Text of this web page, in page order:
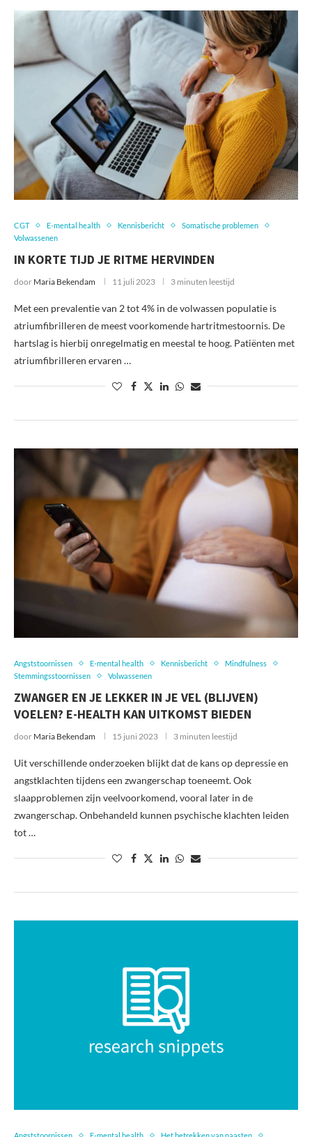
CGT E-mental health Kennisbericht
Somatische problemen
Volwassenen
IN KORTE TIJD JE RITME HERVINDEN
door Maria Bekendam 11 juli 2023 3 minuten leestijd
Met een prevalentie van 2 tot 4% in de volwassen populatie is
atriumfibrilleren de meest voorkomende hartritmestoornis. De
hartslag is hierbij onregelmatig en meestal te hoog. Patiënten met
atriumfibrilleren ervaren …
Angststoornissen E-mental health Kennisbericht
Mindfulness
Stemmingsstoornissen
Volwassenen
ZWANGER EN JE LEKKER IN JE VEL (BLIJVEN)
VOELEN? E-HEALTH KAN UITKOMST BIEDEN
door Maria Bekendam 15 juni 2023 3 minuten leestijd
Uit verschillende onderzoeken blijkt dat de kans op depressie en
angstklachten tijdens een zwangerschap toeneemt. Ook
slaapproblemen zijn veelvoorkomend, vooral later in de
zwangerschap. Onbehandeld kunnen psychische klachten leiden
tot …